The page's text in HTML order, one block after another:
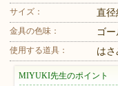
サイズ： 直径
金具の色味： ゴー
使用する道具： は
MIYUKI先生のポイント